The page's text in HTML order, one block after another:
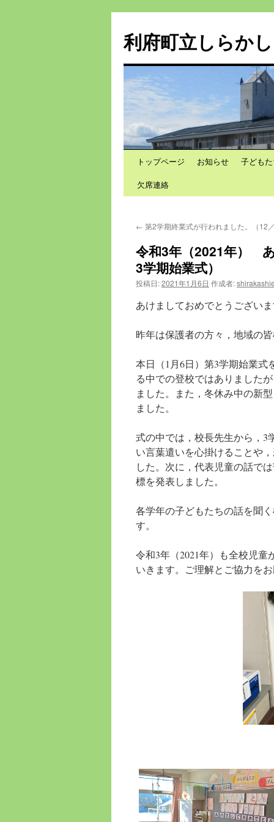
利府町立しらか
ツ
プ
トップページ お知らせ
子ども
欠席連絡
← 第2学期終業式が行われました。（12
令和3年（2021年）
3学期始業式）
投稿日:2021年1月6日 作成者:
あけましておめでとうござい
昨年は保護者の方々，地域の
本日（1月6日）第3学期始業
る中での登校ではありました
ました。また，冬休み中の新
ました。
式の中では，校長先生から，3
い言葉遣いを心掛けることや
した。次に，代表児童の話で
標を発表しました。
各学年の子どもたちの話を聞
す。
令和3年（2021年）も全校児
いきます。ご理解とご協力を